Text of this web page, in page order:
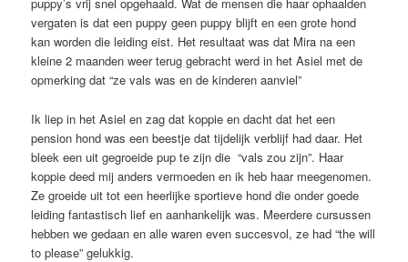
puppy’s vrij snel opgehaald. Wat de mensen die haar ophaalden
vergaten is dat een puppy geen puppy blijft en een grote hond
kan worden die leiding eist. Het resultaat was dat Mira na een
kleine 2 maanden weer terug gebracht werd in het Asiel met de
opmerking dat “ze vals was en de kinderen aanviel”
Ik liep in het Asiel en zag dat koppie en dacht dat het een
pension hond was een beestje dat tijdelijk verblijf had daar. Het
bleek een uit gegroeide pup te zijn die “vals zou zijn”. Haar
koppie deed mij anders vermoeden en ik heb haar meegenomen.
Ze groeide uit tot een heerlijke sportieve hond die onder goede
leiding fantastisch lief en aanhankelijk was. Meerdere cursussen
hebben we gedaan en alle waren even succesvol, ze had “the will
to please” gelukkig.